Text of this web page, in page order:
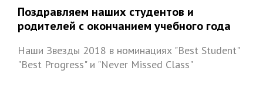
Поздравляем наших студентов и
родителей с окончанием учебного года
Наши Звезды 2018 в номинациях "Best Student"
"Best Progress" и "Never Missed Class"